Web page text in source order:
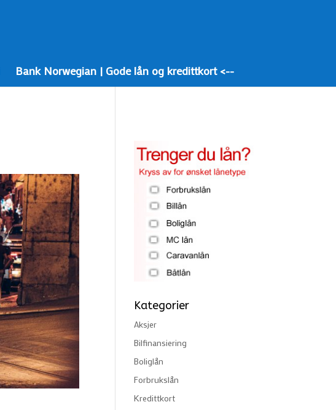
Bank Norwegian | Gode lån og kredittkort <--
Kategorier
Aksjer
Bilfinansiering
Boliglån
Forbrukslån
Kredittkort